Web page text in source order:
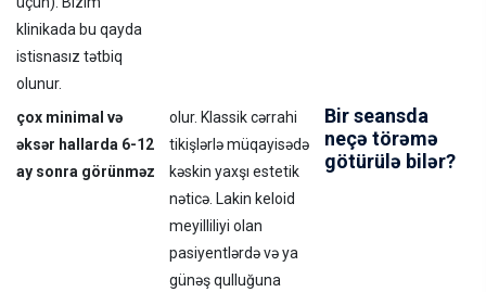
klinikada bu qayda
istisnasız tətbiq
olunur.
çox minimal və
əksər hallarda 6-12
ay sonra görünməz
olur. Klassik cərrahi
tikişlərlə müqayisədə
kəskin yaxşı estetik
nəticə. Lakin keloid
meyilliliyi olan
pasiyentlərdə və ya
günəş qulluğuna
Bir seansda
neçə törəmə
götürülə bilər?